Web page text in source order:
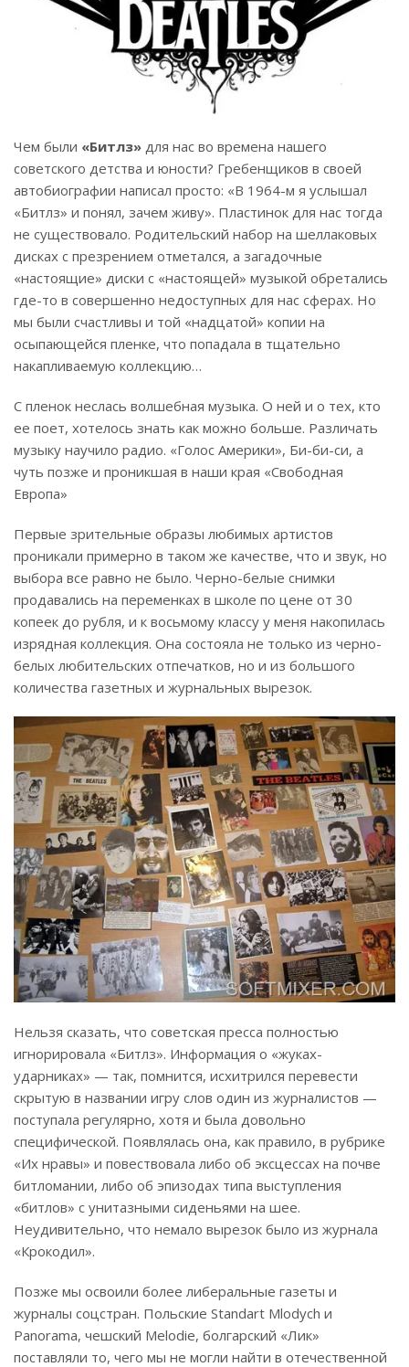
Чем были «Битлз» для нас во времена нашего
советского детства и юности? Гребенщиков в своей
автобиографии написал просто: «В 1964-м я услышал
«Битлз» и понял, зачем живу». Пластинок для нас тогда
не существовало. Родительский набор на шеллаковых
дисках с презрением отметался, а загадочные
«настоящие» диски с «настоящей» музыкой обретались
где-то в совершенно недоступных для нас сферах. Но
мы были счастливы и той «надцатой» копии на
осыпающейся пленке, что попадала в тщательно
накапливаемую коллекцию…
С пленок неслась волшебная музыка. О ней и о тех, кто
ее поет, хотелось знать как можно больше. Различать
музыку научило радио. «Голос Америки», Би-би-си, а
чуть позже и проникшая в наши края «Свободная
Европа»
Первые зрительные образы любимых артистов
проникали примерно в таком же качестве, что и звук, но
выбора все равно не было. Черно-белые снимки
продавались на переменках в школе по цене от 30
копеек до рубля, и к восьмому классу у меня накопилась
изрядная коллекция. Она состояла не только из черно-
белых любительских отпечатков, но и из большого
количества газетных и журнальных вырезок.
Нельзя сказать, что советская пресса полностью
игнорировала «Битлз». Информация о «жуках-
ударниках» — так, помнится, исхитрился перевести
скрытую в названии игру слов один из журналистов —
поступала регулярно, хотя и была довольно
специфической. Появлялась она, как правило, в рубрике
«Их нравы» и повествовала либо об эксцессах на почве
битломании, либо об эпизодах типа выступления
«битлов» с унитазными сиденьями на шее.
Неудивительно, что немало вырезок было из журнала
«Крокодил».
Позже мы освоили более либеральные газеты и
журналы соцстран. Польские Standart Mlodych и
Panorama, чешский Melodie, болгарский «Лик»
поставляли то, чего мы не могли найти в отечественной